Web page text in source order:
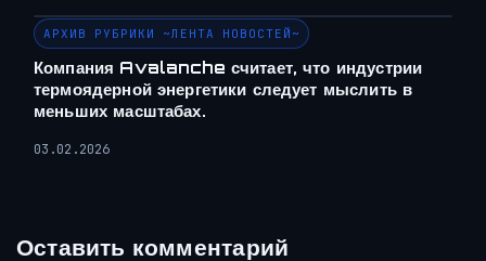
АРХИВ РУБРИКИ ~ЛЕНТА НОВОСТЕЙ~
Компания Avalanche считает, что индустрии
термоядерной энергетики следует мыслить в
меньших масштабах.
03.02.2026
Оставить комментарий